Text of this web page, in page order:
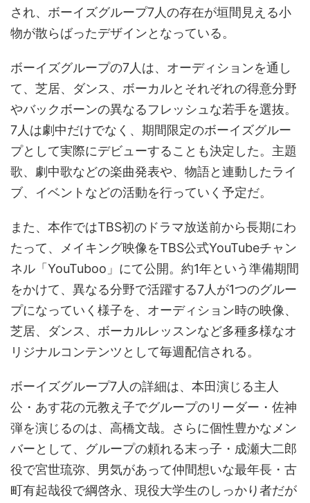
され、ボーイズグループ7人の存在が垣間見える小
物が散らばったデザインとなっている。
ボーイズグループの7人は、オーディションを通し
て、芝居、ダンス、ボーカルとそれぞれの得意分野
やバックボーンの異なるフレッシュな若手を選抜。
7人は劇中だけでなく、期間限定のボーイズグルー
プとして実際にデビューすることも決定した。主題
歌、劇中歌などの楽曲発表や、物語と連動したライ
ブ、イベントなどの活動を行っていく予定だ。
また、本作ではTBS初のドラマ放送前から長期にわ
たって、メイキング映像をTBS公式YouTubeチャン
ネル「YouTuboo」にて公開。約1年という準備期間
をかけて、異なる分野で活躍する7人が1つのグルー
プになっていく様子を、オーディション時の映像、
芝居、ダンス、ボーカルレッスンなど多種多様なオ
リジナルコンテンツとして毎週配信される。
ボーイズグループ7人の詳細は、本田演じる主人
公・あす花の元教え子でグループのリーダー・佐神
弾を演じるのは、高橋文哉。さらに個性豊かなメン
バーとして、グループの頼れる末っ子・成瀬大二郎
役で宮世琉弥、男気があって仲間想いな最年長・古
町有起哉役で綱啓永、現役大学生のしっかり者だが